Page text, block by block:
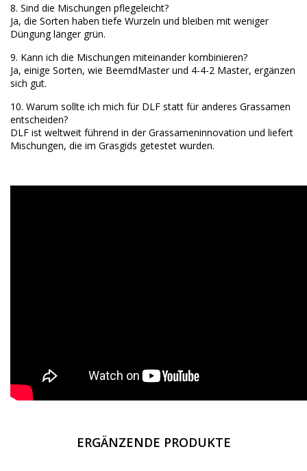
8. Sind die Mischungen pflegeleicht?
Ja, die Sorten haben tiefe Wurzeln und bleiben mit weniger
Düngung länger grün.
9. Kann ich die Mischungen miteinander kombinieren?
Ja, einige Sorten, wie BeemdMaster und 4-4-2 Master, ergänzen
sich gut.
10. Warum sollte ich mich für DLF statt für anderes Grassamen
entscheiden?
DLF ist weltweit führend in der Grassameninnovation und liefert
Mischungen, die im Grasgids getestet wurden.
ERGÄNZENDE PRODUKTE